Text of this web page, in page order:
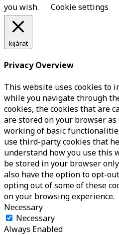
you wish.
Cookie settings
kijárat
Privacy Overview
This website uses cookies to
while you navigate through
cookies, the cookies that are
are stored on your browser
working of basic
use third-party cookies that
understand how you use this
be stored in your browser
also have the option to opt-
opting out of some of these
on your browsing experience.
Necessary
Necessary
Always Enabled